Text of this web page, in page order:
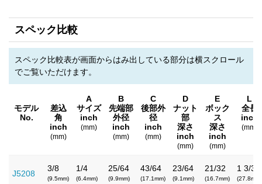
スペック比較
スペック比較表が画面からはみ出している部分は横スクロール
でご覧いただけます。
モデル
No.
差込
角
inch
(mm)
A
サイズ
inch
(mm)
B
先端部
外径
inch
(mm)
C
後部外
径
inch
(mm)
D
ナット
部
深さ
inch
(mm)
E
ボック
ス
深さ
inch
(mm)
L
全長
inch
(mm)
J5208
3/8
(9.5mm)
1/4
(6.4mm)
25/64
(9.9mm)
43/64
(17.1mm)
23/64
(9.1mm)
21/32
(16.7mm)
1 3/32
(27.8mm)